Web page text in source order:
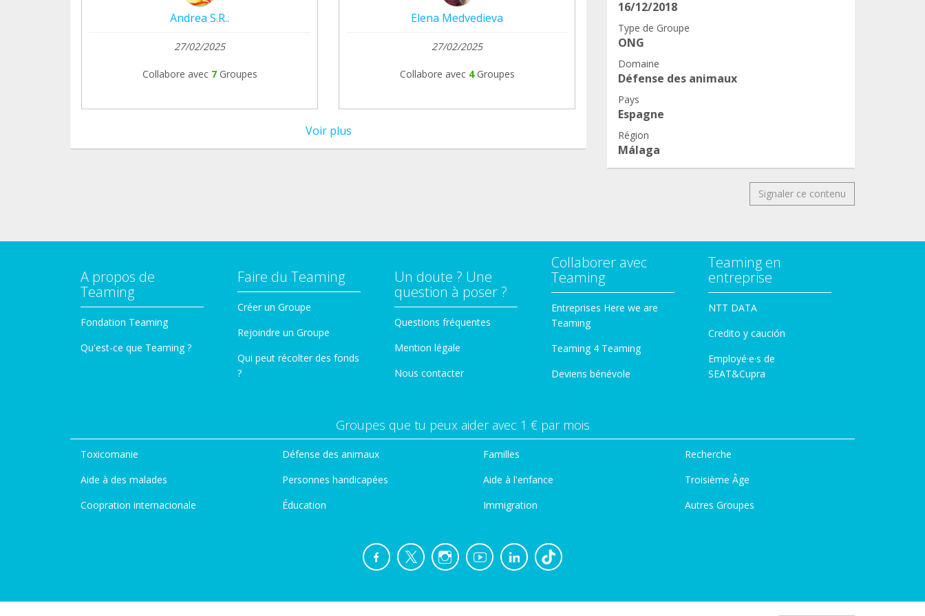
Andrea S.R..
27/02/2025
Collabore avec 7 Groupes
Elena Medvedieva
27/02/2025
Collabore avec 4 Groupes
Voir plus
16/12/2018
Type de Groupe
ONG
Domaine
Défense des animaux
Pays
Espagne
Région
Málaga
Signaler ce contenu
A propos de
Teaming
Fondation Teaming
Qu'est-ce que Teaming ?
Faire du Teaming
Créer un Groupe
Rejoindre un Groupe
Qui peut récolter des fonds
?
Un doute ? Une
question à poser ?
Questions fréquentes
Mention légale
Nous contacter
Collaborer avec
Teaming
Entreprises Here we are
Teaming
Teaming 4 Teaming
Deviens bénévole
Teaming en
entreprise
NTT DATA
Credito y caución
Employé·e·s de
SEAT&Cupra
Groupes que tu peux aider avec 1 € par mois
Toxicomanie
Aide à des malades
Coopration internacionale
Défense des animaux
Personnes handicapées
Éducation
Familles
Aide à l'enfance
Immigration
Recherche
Troisième Âge
Autres Groupes